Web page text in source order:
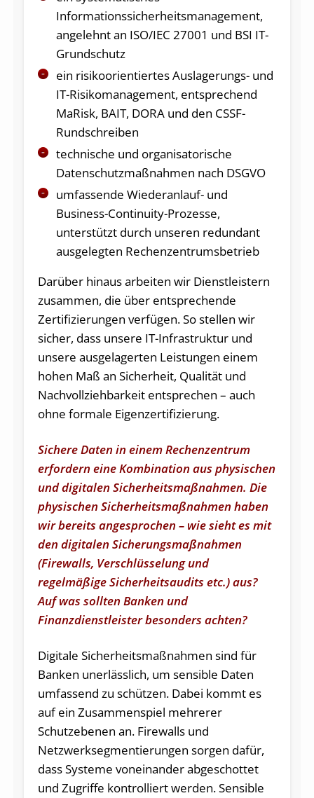
Informationssicherheitsmanagement,
angelehnt an ISO/IEC 27001 und BSI IT-
Grundschutz
ein risikoorientiertes Auslagerungs- und
IT-Risikomanagement, entsprechend
MaRisk, BAIT, DORA und den CSSF-
Rundschreiben
technische und organisatorische
Datenschutzmaßnahmen nach DSGVO
umfassende Wiederanlauf- und
Business-Continuity-Prozesse,
unterstützt durch unseren redundant
ausgelegten Rechenzentrumsbetrieb
Darüber hinaus arbeiten wir Dienstleistern
zusammen, die über entsprechende
Zertifizierungen verfügen. So stellen wir
sicher, dass unsere IT-Infrastruktur und
unsere ausgelagerten Leistungen einem
hohen Maß an Sicherheit, Qualität und
Nachvollziehbarkeit entsprechen – auch
ohne formale Eigenzertifizierung.
Sichere Daten in einem Rechenzentrum
erfordern eine Kombination aus physischen
und digitalen Sicherheitsmaßnahmen. Die
physischen Sicherheitsmaßnahmen haben
wir bereits angesprochen – wie sieht es mit
den digitalen Sicherungsmaßnahmen
(Firewalls, Verschlüsselung und
regelmäßige Sicherheitsaudits etc.) aus?
Auf was sollten Banken und
Finanzdienstleister besonders achten?
Digitale Sicherheitsmaßnahmen sind für
Banken unerlässlich, um sensible Daten
umfassend zu schützen. Dabei kommt es
auf ein Zusammenspiel mehrerer
Schutzebenen an. Firewalls und
Netzwerksegmentierungen sorgen dafür,
dass Systeme voneinander abgeschottet
und Zugriffe kontrolliert werden. Sensible